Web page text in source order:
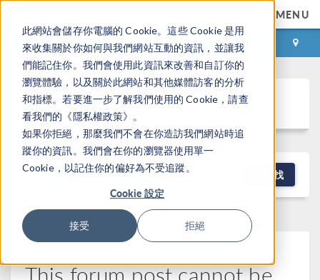
此網站會儲存你電腦的 Cookie。這些 Cookie 是用
來收集關於你如何與我們網站互動的資訊，並讓我
們能記住你。我們會使用此資訊來改善和自訂你的
瀏覽體驗，以及關於此網站和其他媒體訪客的分析
和指標。若要進一步了解我們使用的 Cookie，請查
看我們的《隱私權政策》。
如果你拒絕，那麼我們不會在你造訪我們網站時追
蹤你的資訊。我們會在你的瀏覽器使用單一
Cookie，以記住你的偏好為不受追蹤。
Cookie 設定
接受 拒絕
MENU
登录 咨询与购买
Discussion Forum
NEW DISCUSSION 查找